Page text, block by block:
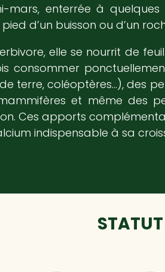
enterrée à quelques
d’un buisson ou d’un
elle se nourrit de
consommer
terre, coléoptères…), des
et même des
Ces apports
indispensable à sa